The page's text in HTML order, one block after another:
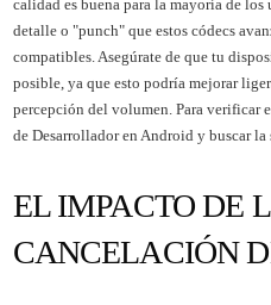
calidad es buena para la mayoría de
detalle o "punch" que estos códecs
compatibles. Asegúrate de que tu
posible, ya que esto podría mejorar
percepción del volumen. Para verificar
de Desarrollador en Android y buscar la
EL IMPACTO DE
CANCELACIÓN